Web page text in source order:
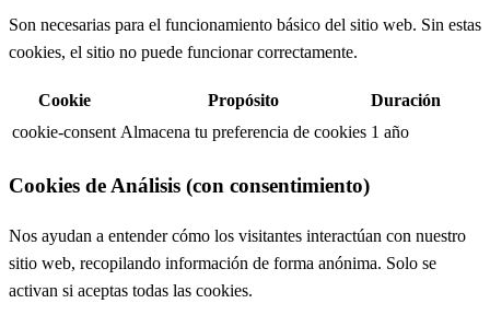
Son necesarias para el funcionamiento básico del sitio web. Sin estas
cookies, el sitio no puede funcionar correctamente.
Cookie Propósito
Duración
cookie-consent Almacena tu preferencia de cookies 1 año
Cookies de Análisis (con consentimiento)
Nos ayudan a entender cómo los visitantes interactúan con nuestro
sitio web, recopilando información de forma anónima. Solo se
activan si aceptas todas las cookies.